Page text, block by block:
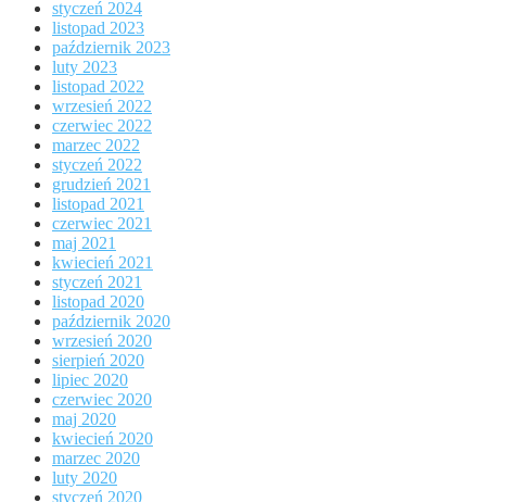
styczeń 2024
listopad 2023
październik 2023
luty 2023
listopad 2022
wrzesień 2022
czerwiec 2022
marzec 2022
styczeń 2022
grudzień 2021
listopad 2021
czerwiec 2021
maj 2021
kwiecień 2021
styczeń 2021
listopad 2020
październik 2020
wrzesień 2020
sierpień 2020
lipiec 2020
czerwiec 2020
maj 2020
kwiecień 2020
marzec 2020
luty 2020
styczeń 2020